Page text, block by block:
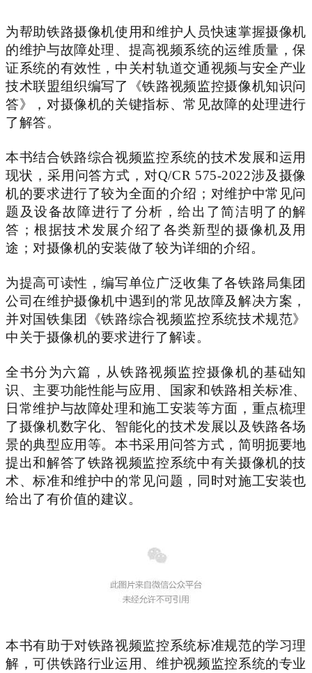
为帮助铁路摄像机使用和维护人员快速掌握摄像机
的维护与故障处理、提高视频系统的运维质量，保
证系统的有效性，中关村轨道交通视频与安全产业
技术联盟组织编写了《铁路视频监控摄像机知识问
答》，对摄像机的关键指标、常见故障的处理进行
了解答。
本书结合铁路综合视频监控系统的技术发展和运用
现状，采用问答方式，对Q/CR 575-2022涉及摄像
机的要求进行了较为全面的介绍；对维护中常见问
题及设备故障进行了分析，给出了简洁明了的解
答；根据技术发展介绍了各类新型的摄像机及用
途；对摄像机的安装做了较为详细的介绍。
为提高可读性，编写单位广泛收集了各铁路局集团
公司在维护摄像机中遇到的常见故障及解决方案，
并对国铁集团《铁路综合视频监控系统技术规范》
中关于摄像机的要求进行了解读。
全书分为六篇，从铁路视频监控摄像机的基础知
识、主要功能性能与应用、国家和铁路相关标准、
日常维护与故障处理和施工安装等方面，重点梳理
了摄像机数字化、智能化的技术发展以及铁路各场
景的典型应用等。本书采用问答方式，简明扼要地
提出和解答了铁路视频监控系统中有关摄像机的技
术、标准和维护中的常见问题，同时对施工安装也
给出了有价值的建议。
本书有助于对铁路视频监控系统标准规范的学习理
解，可供铁路行业运用、维护视频监控系统的专业